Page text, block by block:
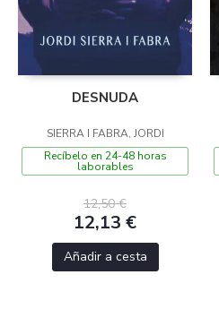
DESNUDA
SIERRA I FABRA, JORDI
Recíbelo en 24-48 horas
laborables
12,50 €
12,13 €
Añadir a cesta